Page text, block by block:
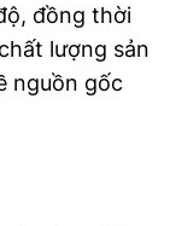
đồng thời
lượng sản
nguồn gốc